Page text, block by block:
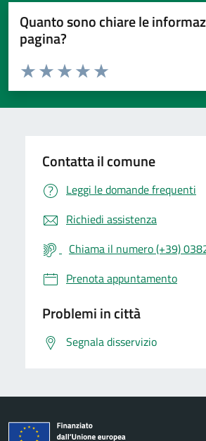
Quanto sono chiare le
pagina?
Valuta da 1 a 5 stelle la pagina
Valuta 5 stelle su 5
Valuta 4 stelle su 5
Valuta 3 stelle su 5
Valuta 2 stelle su 5
Valuta 1 stelle su 5
Contatta il comune
Leggi le domande frequenti
Richiedi assistenza
Chiama il numero (+39)
Prenota appuntamento
Problemi in città
Segnala disservizio